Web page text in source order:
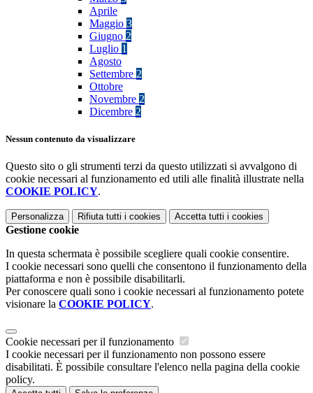
Aprile
Maggio 3
Giugno 2
Luglio 1
Agosto
Settembre 2
Ottobre
Novembre 2
Dicembre 2
Nessun contenuto da visualizzare
Questo sito o gli strumenti terzi da questo utilizzati si avvalgono di
cookie necessari al funzionamento ed utili alle finalità illustrate nella
COOKIE POLICY.
Personalizza Rifiuta tutti i cookies Accetta tutti i cookies
Gestione cookie
In questa schermata è possibile scegliere quali cookie consentire.
I cookie necessari sono quelli che consentono il funzionamento della
piattaforma e non è possibile disabilitarli.
Per conoscere quali sono i cookie necessari al funzionamento potete
visionare la COOKIE POLICY.
Cookie necessari per il funzionamento
I cookie necessari per il funzionamento non possono essere
disabilitati. È possibile consultare l'elenco nella pagina della cookie
policy.